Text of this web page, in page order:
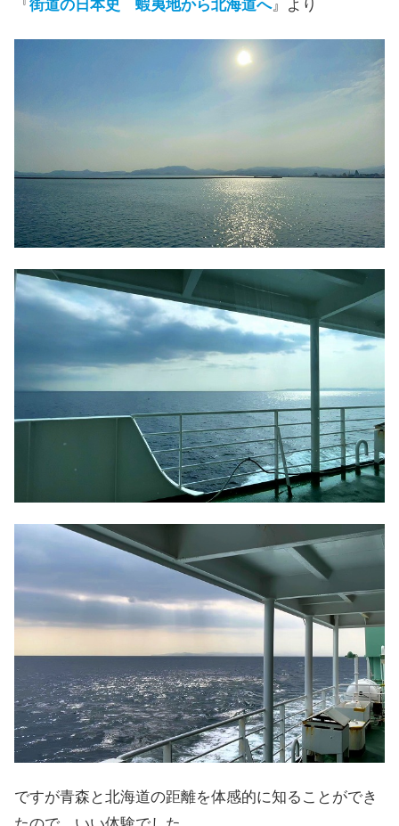
『街道の日本史 蝦夷地から北海道へ』より
ですが青森と北海道の距離を体感的に知ることができ